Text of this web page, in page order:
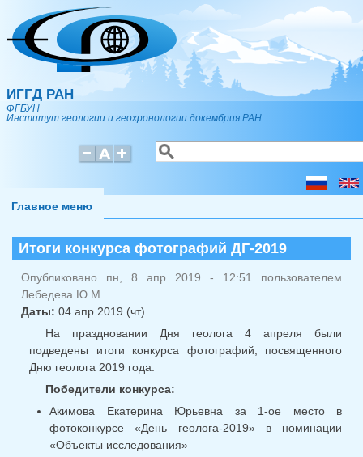
Перейти к основному содержанию
ИГГД РАН
ФГБУН
Институт геологии и геохронологии докембрия РАН
Форма поиска
Поиск
Главное меню
Итоги конкурса фотографий ДГ-2019
Опубликовано пн, 8 апр 2019 - 12:51 пользователем
Лебедева Ю.М.
Даты: 04 апр 2019 (чт)
На праздновании Дня геолога 4 апреля были
подведены итоги конкурса фотографий, посвященного
Дню геолога 2019 года.
Победители конкурса:
Акимова Екатерина Юрьевна за 1-ое место в
фотоконкурсе «День геолога-2019» в номинации
«Объекты исследования»